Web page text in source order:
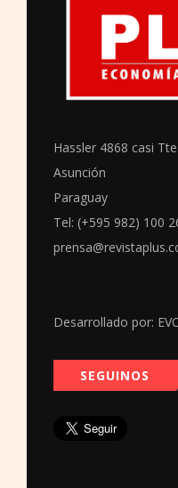
Hassler 4868 casi
Asunción
Paraguay
Tel: (+595 982) 100
Desarrollado por:
SEGUINOS